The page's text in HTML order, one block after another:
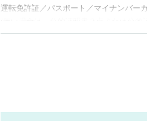
運転免許証／パスポート／マイナンバー
(無い場合は、公的証明書２点または公
If you do not show it, we will refuse
*Please do not wait for artists to enter or
* Please manage your luggage and
* Please note that shooting, recording,